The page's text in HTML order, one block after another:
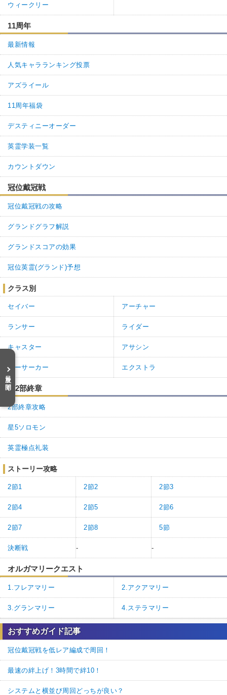
目次を開く
ウィークリー
11周年
最新情報
人気キャラランキング投票
アズライール
11周年福袋
デスティニーオーダー
英霊学装一覧
カウントダウン
冠位戴冠戦
冠位戴冠戦の攻略
グランドグラフ解説
グランドスコアの効果
冠位英霊(グランド)予想
クラス別
セイバー アーチャー
ランサー ライダー
キャスター アサシン
バーサーカー エクストラ
第2部終章
2部終章攻略
星5ソロモン
英霊極点礼装
ストーリー攻略
2節1 2節2 2節3
2節4 2節5 2節6
2節7 2節8 5節
決断戦 - -
オルガマリークエスト
1.フレアマリー 2.アクアマリー
3.グランマリー 4.ステラマリー
おすすめガイド記事
冠位戴冠戦を低レア編成で周回！
最速の絆上げ！3時間で絆10！
システムと横並び周回どっちが良い？